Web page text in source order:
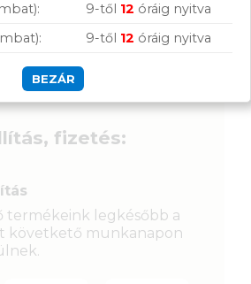
fizetés:
termékeink legkésőbb a
követkető munkanapon
9-től 12 óráig nyitva
9-től 12 óráig nyitva
BEZÁR